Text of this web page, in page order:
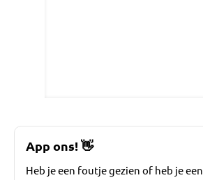
App ons!👋
Heb je een foutje gezien of heb je een